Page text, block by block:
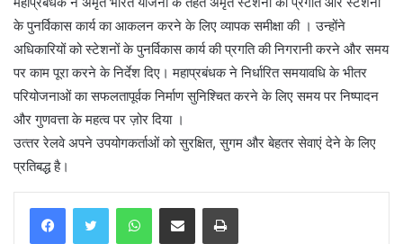
के पुनर्विकास कार्य का आकलन करने के लिए व्यापक समीक्षा की । उन्होंने
अधिकारियों को स्टेशनों के पुनर्विकास कार्य की प्रगति की निगरानी करने और समय
पर काम पूरा करने के निर्देश दिए। महाप्रबंधक ने निर्धारित समयावधि के भीतर
परियोजनाओं का सफलतापूर्वक निर्माण सुनिश्चित करने के लिए समय पर निष्पादन
और गुणवत्ता के महत्व पर ज़ोर दिया ।
उत्‍तर रेलवे अपने उपयोगकर्ताओं को सुरक्षित, सुगम और बेहतर सेवाएं देने के लिए
प्रतिबद्ध है।
WhatsAppShare via Email Print